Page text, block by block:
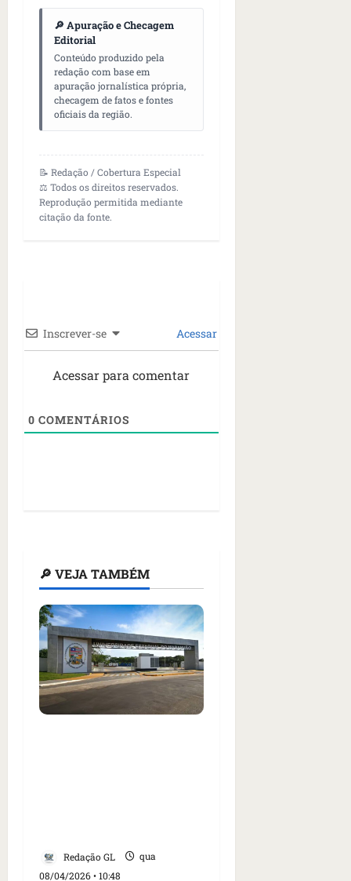
🔎 Apuração e Checagem
Editorial
Conteúdo produzido pela
redação com base em
apuração jornalística própria,
checagem de fatos e fontes
oficiais da região.
📝 Redação / Cobertura Especial
⚖️ Todos os direitos reservados.
Reprodução permitida mediante
citação da fonte.
Inscrever-se Acessar
Acessar para comentar
0 COMENTÁRIOS
🔎 VEJA TAMBÉM
Redação GL
qua
08/04/2026 • 10:48